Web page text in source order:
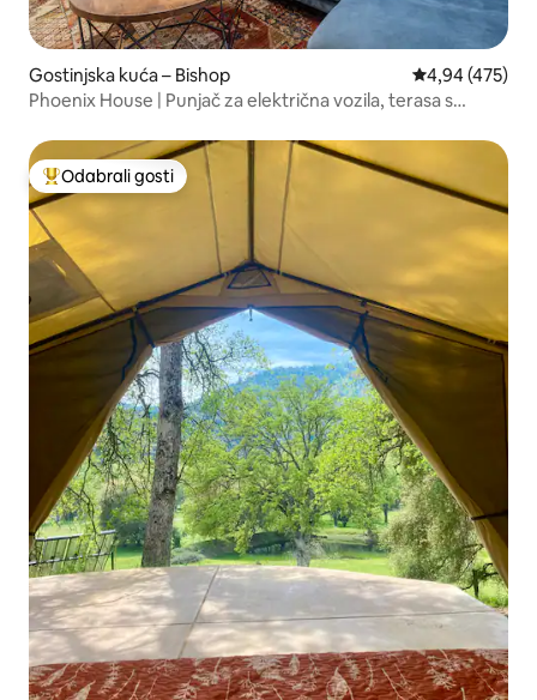
Gostinjska kuća – Bishop Prosječna
4,94 (475)
Phoenix House | Punjač za električna vozila, terasa s
Među najviše rangiranima s oznakom „Odabrali gosti”
Odabrali gosti